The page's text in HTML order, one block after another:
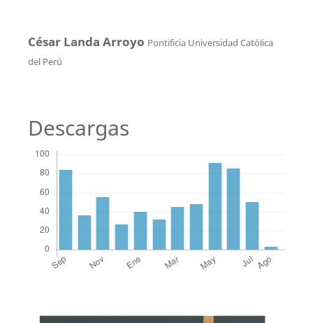
César Landa Arroyo Pontificia Universidad Católica
del Perú
Descargas